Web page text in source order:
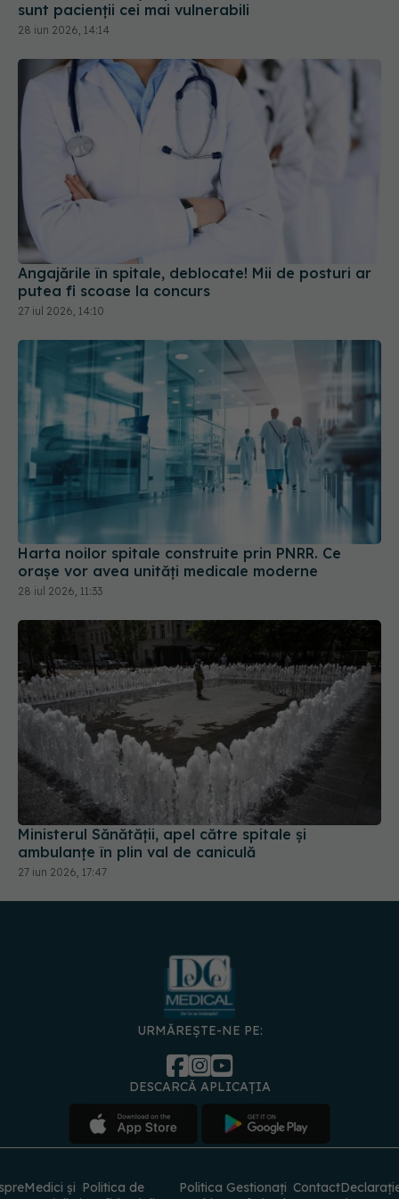
Angajările în spitale, deblocate! Mii de posturi ar
putea fi scoase la concurs
27 iul 2026, 14:10
Harta noilor spitale construite prin PNRR. Ce
orașe vor avea unități medicale moderne
28 iul 2026, 11:33
Ministerul Sănătății, apel către spitale și
ambulanțe în plin val de caniculă
27 iun 2026, 17:47
URMĂREȘTE-NE PE:
Medici și Politica de
Politica Gestionați Contact